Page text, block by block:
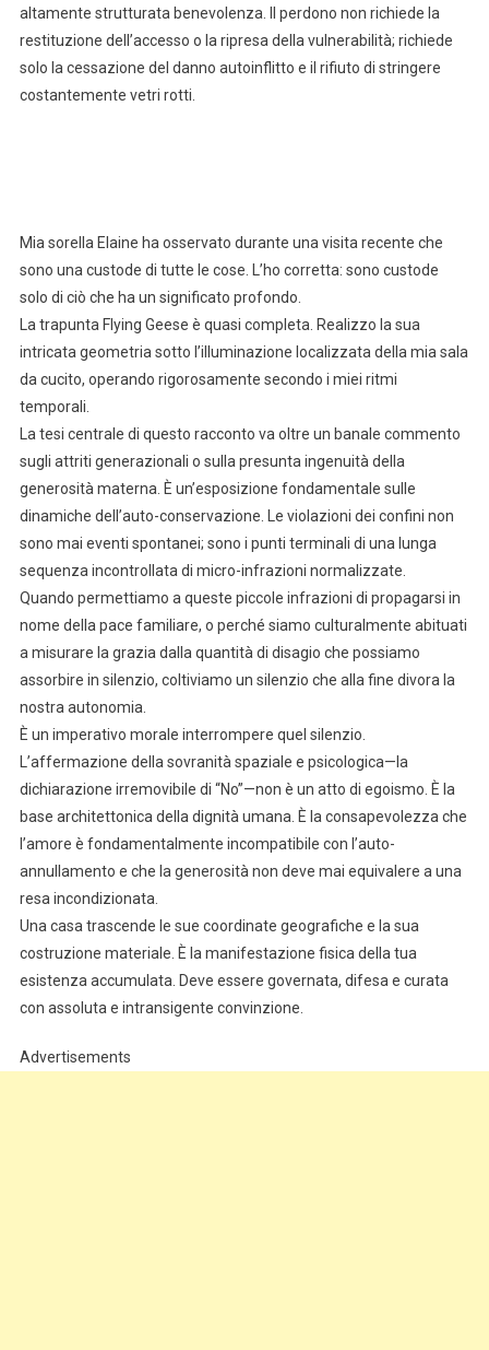
altamente strutturata benevolenza. Il perdono non richiede la
restituzione dell’accesso o la ripresa della vulnerabilità; richiede
solo la cessazione del danno autoinflitto e il rifiuto di stringere
costantemente vetri rotti.
Mia sorella Elaine ha osservato durante una visita recente che
sono una custode di tutte le cose. L’ho corretta: sono custode
solo di ciò che ha un significato profondo.
La trapunta Flying Geese è quasi completa. Realizzo la sua
intricata geometria sotto l’illuminazione localizzata della mia sala
da cucito, operando rigorosamente secondo i miei ritmi
temporali.
La tesi centrale di questo racconto va oltre un banale commento
sugli attriti generazionali o sulla presunta ingenuità della
generosità materna. È un’esposizione fondamentale sulle
dinamiche dell’auto-conservazione. Le violazioni dei confini non
sono mai eventi spontanei; sono i punti terminali di una lunga
sequenza incontrollata di micro-infrazioni normalizzate.
Quando permettiamo a queste piccole infrazioni di propagarsi in
nome della pace familiare, o perché siamo culturalmente abituati
a misurare la grazia dalla quantità di disagio che possiamo
assorbire in silenzio, coltiviamo un silenzio che alla fine divora la
nostra autonomia.
È un imperativo morale interrompere quel silenzio.
L’affermazione della sovranità spaziale e psicologica—la
dichiarazione irremovibile di “No”—non è un atto di egoismo. È la
base architettonica della dignità umana. È la consapevolezza che
l’amore è fondamentalmente incompatibile con l’auto-
annullamento e che la generosità non deve mai equivalere a una
resa incondizionata.
Una casa trascende le sue coordinate geografiche e la sua
costruzione materiale. È la manifestazione fisica della tua
esistenza accumulata. Deve essere governata, difesa e curata
con assoluta e intransigente convinzione.
Advertisements